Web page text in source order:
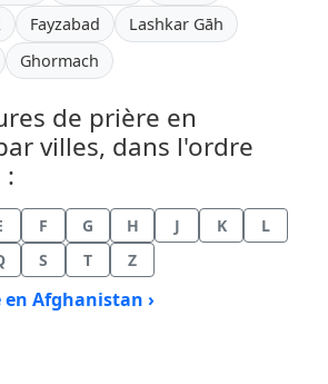
Fayzabad
Lashkar Gāh
Ghormach
de prière en
villes, dans l'ordre
F G H J K
L
S T Z
Afghanistan ›